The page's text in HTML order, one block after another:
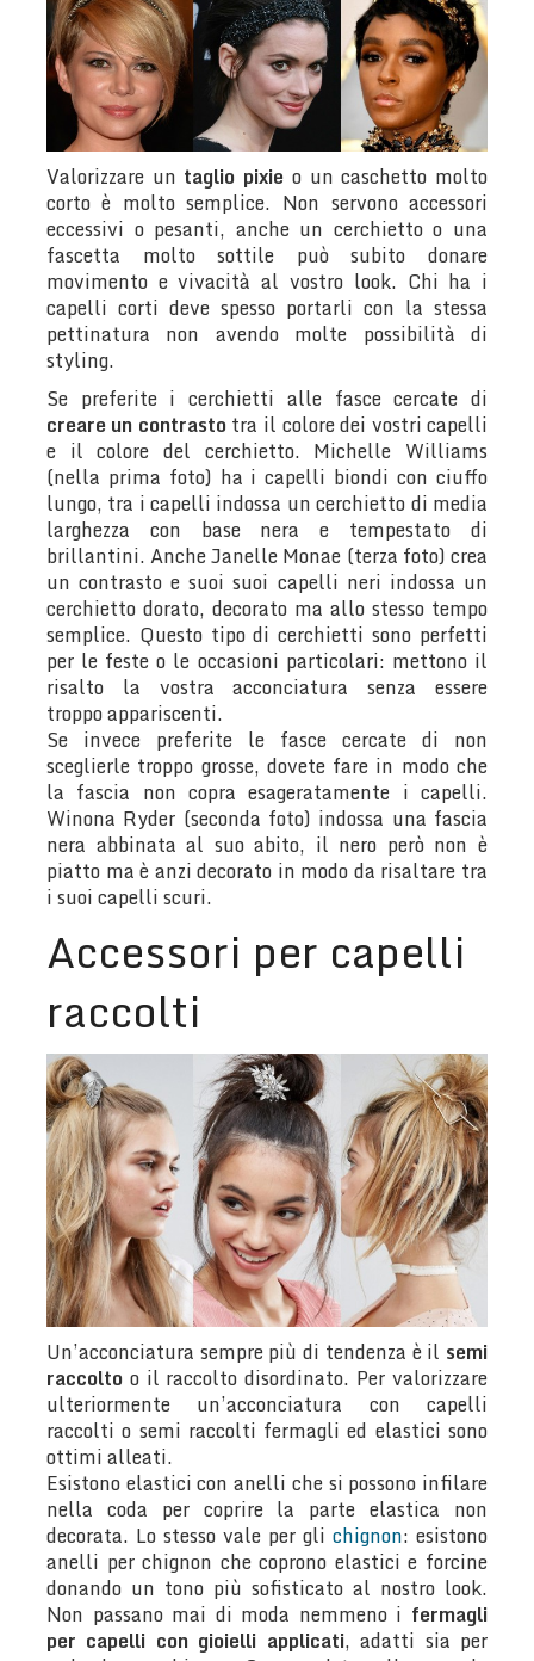
Valorizzare un taglio pixie o un caschetto molto
corto è molto semplice. Non servono accessori
eccessivi o pesanti, anche un cerchietto o una
fascetta molto sottile può subito donare
movimento e vivacità al vostro look. Chi ha i
capelli corti deve spesso portarli con la stessa
pettinatura non avendo molte possibilità di
styling.
Se preferite i cerchietti alle fasce cercate di
creare un contrastotra il colore dei vostri capelli
e il colore del cerchietto. Michelle Williams
(nella prima foto) ha i capelli biondi con ciuffo
lungo, tra i capelli indossa un cerchietto di media
larghezza con base nera e tempestato di
brillantini. Anche Janelle Monae (terza foto) crea
un contrasto e suoi suoi capelli neri indossa un
cerchietto dorato, decorato ma allo stesso tempo
semplice. Questo tipo di cerchietti sono perfetti
per le feste o le occasioni particolari: mettono il
risalto la vostra acconciatura senza essere
troppo appariscenti.
Se invece preferite le fasce cercate di non
sceglierle troppo grosse, dovete fare in modo che
la fascia non copra esageratamente i capelli.
Winona Ryder (seconda foto) indossa una fascia
nera abbinata al suo abito, il nero però non è
piatto ma è anzi decorato in modo da risaltare tra
i suoi capelli scuri.
Accessori per capelli
raccolti
Un’acconciatura sempre più di tendenza è il semi
raccoltoo il raccolto disordinato. Per valorizzare
ulteriormente un’acconciatura con capelli
raccolti o semi raccolti fermagli ed elastici sono
ottimi alleati.
Esistono elastici con anelli che si possono infilare
nella coda per coprire la parte elastica non
decorata. Lo stesso vale per glichignon: esistono
anelli per chignon che coprono elastici e forcine
donando un tono più sofisticato al nostro look.
Non passano mai di moda nemmeno i fermagli
per capelli con gioielli applicati, adatti sia per